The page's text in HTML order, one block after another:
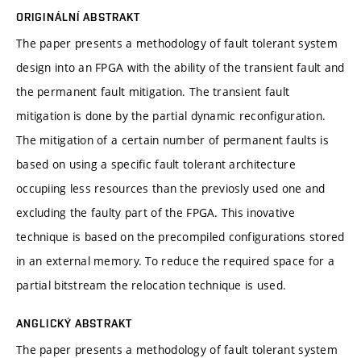
ORIGINÁLNÍ ABSTRAKT
The paper presents a methodology of fault tolerant system
design into an FPGA with the ability of the transient fault and
the permanent fault mitigation. The transient fault
mitigation is done by the partial dynamic reconfiguration.
The mitigation of a certain number of permanent faults is
based on using a specific fault tolerant architecture
occupiing less resources than the previosly used one and
excluding the faulty part of the FPGA. This inovative
technique is based on the precompiled configurations stored
in an external memory. To reduce the required space for a
partial bitstream the relocation technique is used.
ANGLICKÝ ABSTRAKT
The paper presents a methodology of fault tolerant system